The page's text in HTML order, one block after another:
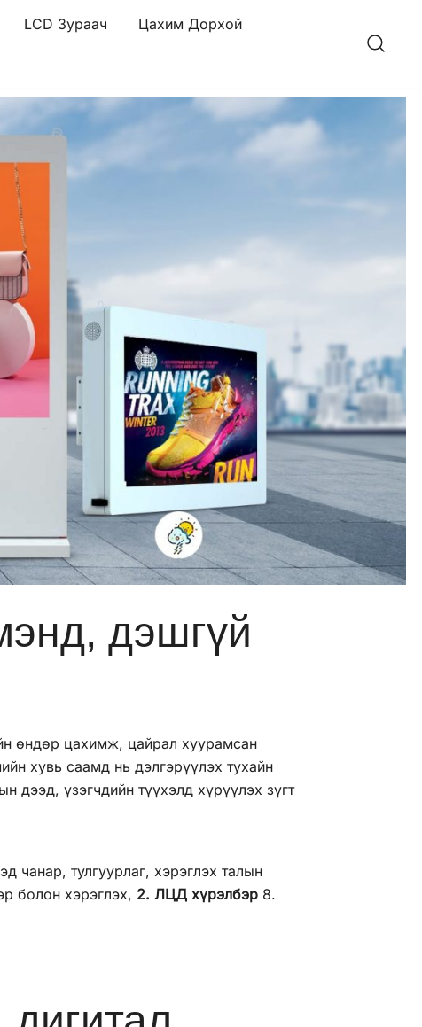
LCD Зураач Цахим Дорхой
дэшгүй
өндөр цахимж, цайрал хуурамсан
хувь саамд нь дэлгэрүүлэх тухайн
дээд, үзэгчдийн түүхэлд хүрүүлэх зүгт
чанар, тулгуурлаг, хэрэглэх талын
болон хэрэглэх, 2. ЛЦД хүрэлбэр 8.